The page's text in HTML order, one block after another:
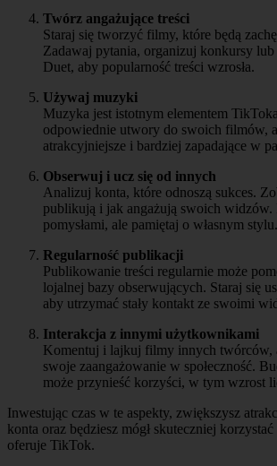
Twórz angażujące treści
Staraj się tworzyć filmy, które będą
Zadawaj pytania, organizuj konkursy
Duet, aby popularność treści wzrosła.
Używaj muzyki
Muzyka jest istotnym elementem
odpowiednie utwory do swoich filmów,
atrakcyjniejsze i bardziej zapadające w
Obserwuj i ucz się od innych
Analizuj konta, które odnoszą sukces.
publikują i jak angażują swoich widzów.
pomysłami, ale pamiętaj o własnym stylu.
Regularność publikacji
Publikowanie treści regularnie może
lojalnej bazy obserwujących. Staraj się
aby utrzymać stały kontakt ze swoimi
Interakcja z innymi użytkownikami
Komentuj i lajkuj filmy innych twórców,
swoje zaangażowanie w społeczność.
może przynieść korzyści, w tym wzrost
Inwestując czas w te aspekty, zwiększysz
konta oraz będziesz mógł skuteczniej
oferuje TikTok.